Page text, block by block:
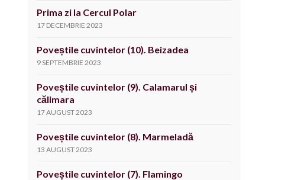
Prima zi la Cercul Polar
17 DECEMBRIE 2023
Poveștile cuvintelor (10). Beizadea
9 SEPTEMBRIE 2023
Poveștile cuvintelor (9). Calamarul și
călimara
17 AUGUST 2023
Poveștile cuvintelor (8). Marmeladă
13 AUGUST 2023
Poveștile cuvintelor (7). Flamingo